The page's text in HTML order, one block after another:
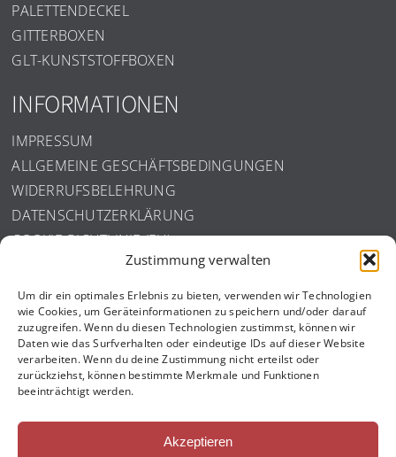
Zustimmung verwalten
Um dir ein optimales Erlebnis zu bieten, verwenden wir Technologien
wie Cookies, um Geräteinformationen zu speichern und/oder darauf
zuzugreifen. Wenn du diesen Technologien zustimmst, können wir
Daten wie das Surfverhalten oder eindeutige IDs auf dieser Website
verarbeiten. Wenn du deine Zustimmung nicht erteilst oder
zurückziehst, können bestimmte Merkmale und Funktionen
beeinträchtigt werden.
Akzeptieren
PALETTENDECKEL
GITTERBOXEN
GLT-KUNSTSTOFFBOXEN
INFORMATIONEN
IMPRESSUM
ALLGEMEINE GESCHÄFTSBEDINGUNGEN
WIDERRUFSBELEHRUNG
DATENSCHUTZERKLÄRUNG
COOKIE-RICHTLINIE (EU)
ISO ZERTIFIZIERUNG